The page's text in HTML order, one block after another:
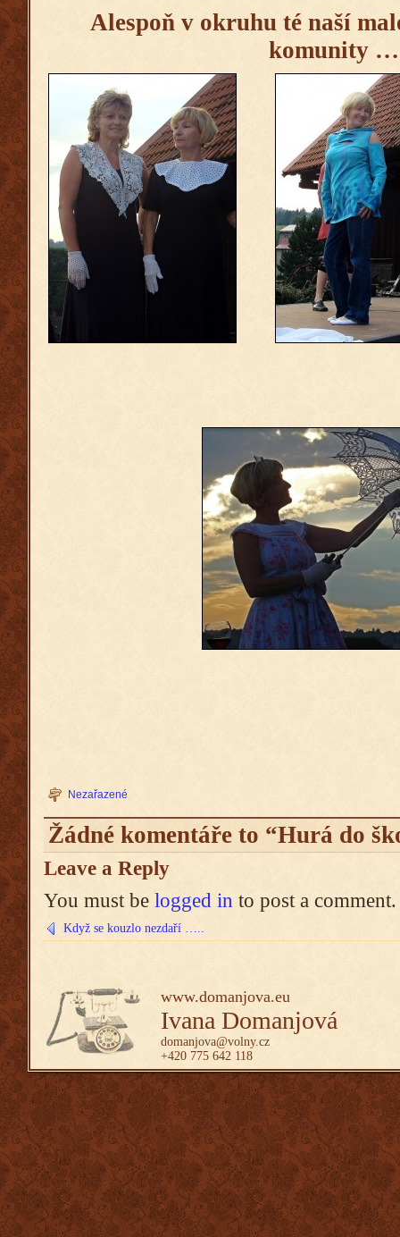
Alespoň v okruhu té naší
komunity
Nezařazené
Žádné komentáře to “Hurá do
Leave a Reply
You must be logged in to post a comment.
Když se kouzlo nezdaří …..
www.domanjova.eu
Ivana Domanjová
domanjova@volny.cz
+420 775 642 118